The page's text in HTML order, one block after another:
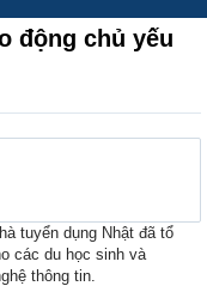
động chủ yếu
tuyển dụng Nhật đã tổ
các du học sinh và
thông tin.